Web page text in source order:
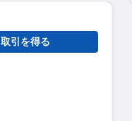
取引を得る